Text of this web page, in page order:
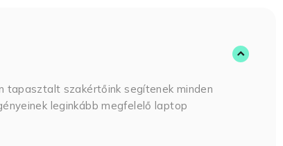
tapasztalt szakértőink segítenek minden
leginkább megfelelő laptop